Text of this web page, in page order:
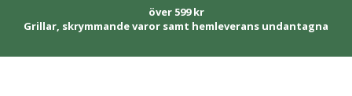
över 599 kr
Grillar, skrymmande varor samt hemleverans undantagna